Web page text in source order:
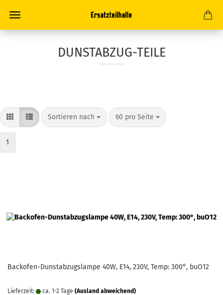
DUNSTABZUG-TEILE
Sortieren nach
Sortieren nach 60 pro Seite
pro Seite
1
Backofen-Dunstabzugslampe 40W, E14, 230V, Temp: 300°, buO12
Lieferzeit: ca. 1-2 Tage (Ausland abweichend)